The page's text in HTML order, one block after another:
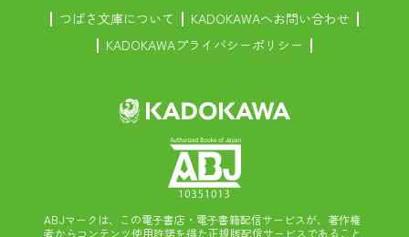
つばさ文庫について
KADOKAWAへお問い合わせ
KADOKAWAプライバシーポリシー
ABJマークは、この電子書店・電子書籍配信サービスが、著作権
者からコンテンツ使用許諾を得た正規版配信サービスであること